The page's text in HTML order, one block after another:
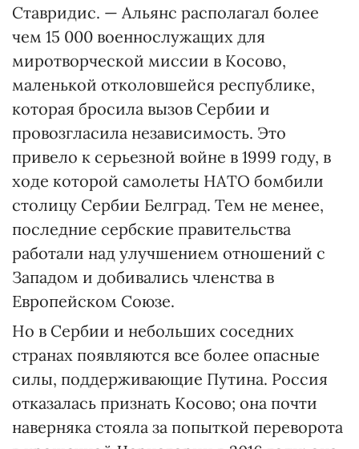
Ставридис. — Альянс располагал более
чем 15 000 военнослужащих для
миротворческой миссии в Косово,
маленькой отколовшейся республике,
которая бросила вызов Сербии и
провозгласила независимость. Это
привело к серьезной войне в 1999 году, в
ходе которой самолеты НАТО бомбили
столицу Сербии Белград. Тем не менее,
последние сербские правительства
работали над улучшением отношений с
Западом и добивались членства в
Европейском Союзе.
Но в Сербии и небольших соседних
странах появляются все более опасные
силы, поддерживающие Путина. Россия
отказалась признать Косово; она почти
наверняка стояла за попыткой переворота